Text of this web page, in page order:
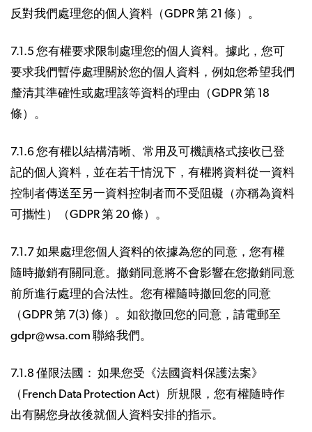
反對我們處理您的個人資料（GDPR 第 21 條）。
7.1.5 您有權要求限制處理您的個人資料。據此，您可
要求我們暫停處理關於您的個人資料，例如您希望我們
釐清其準確性或處理該等資料的理由（GDPR 第 18
條）。
7.1.6 您有權以結構清晰、常用及可機讀格式接收已登
記的個人資料，並在若干情況下，有權將資料從一資料
控制者傳送至另一資料控制者而不受阻礙（亦稱為資料
可攜性）（GDPR 第 20 條）。
7.1.7 如果處理您個人資料的依據為您的同意，您有權
隨時撤銷有關同意。撤銷同意將不會影響在您撤銷同意
前所進行處理的合法性。您有權隨時撤回您的同意
（GDPR 第 7(3) 條）。如欲撤回您的同意，請電郵至
gdpr@wsa.com 聯絡我們。
7.1.8 僅限法國： 如果您受《法國資料保護法案》
（French Data Protection Act）所規限，您有權隨時作
出有關您身故後就個人資料安排的指示。